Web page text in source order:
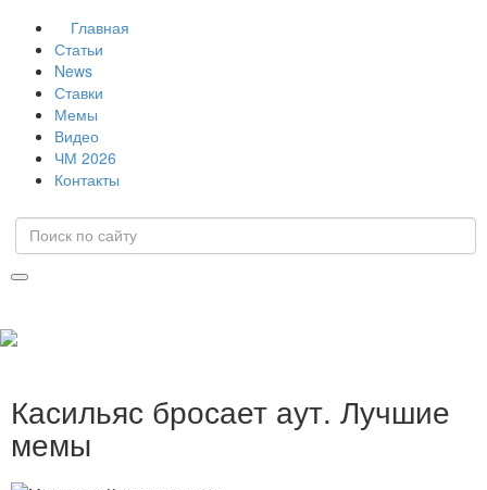
Главная
Статьи
News
Ставки
Мемы
Видео
ЧМ 2026
Контакты
Касильяс бросает аут. Лучшие
мемы